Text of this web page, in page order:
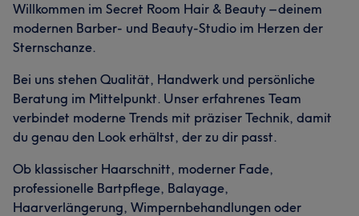
Willkommen im Secret Room Hair & Beauty – deinem
modernen Barber- und Beauty-Studio im Herzen der
Sternschanze.
Bei uns stehen Qualität, Handwerk und persönliche
Beratung im Mittelpunkt. Unser erfahrenes Team
verbindet moderne Trends mit präziser Technik, damit
du genau den Look erhältst, der zu dir passt.
Ob klassischer Haarschnitt, moderner Fade,
professionelle Bartpflege, Balayage,
Haarverlängerung, Wimpernbehandlungen oder